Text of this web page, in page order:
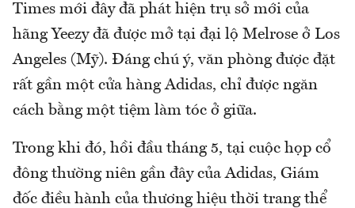
Times mới đây đã phát hiện trụ sở mới của
hãng Yeezy đã được mở tại đại lộ Melrose ở Los
Angeles (Mỹ). Đáng chú ý, văn phòng được đặt
rất gần một cửa hàng Adidas, chỉ được ngăn
cách bằng một tiệm làm tóc ở giữa.
Trong khi đó, hồi đầu tháng 5, tại cuộc họp cổ
đông thường niên gần đây của Adidas, Giám
đốc điều hành của thương hiệu thời trang thể